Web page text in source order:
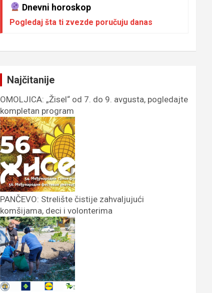
Dnevni horoskop
Pogledaj šta ti zvezde poručuju danas
Najčitanije
OMOLJICA: „Žisel“ od 7. do 9. avgusta, pogledajte
kompletan program
PANČEVO: Strelište čistije zahvaljujući
komšijama, deci i volonterima